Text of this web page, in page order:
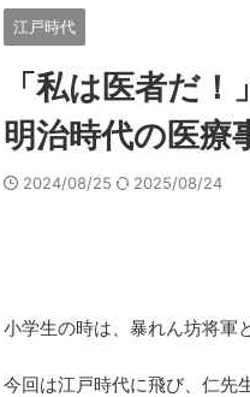
江戸時代
「私は医者だ
明治時代の医療
2024/08/25 2025/08/24
小学生の時は、暴れん坊将軍
今回は江戸時代に飛び、仁先